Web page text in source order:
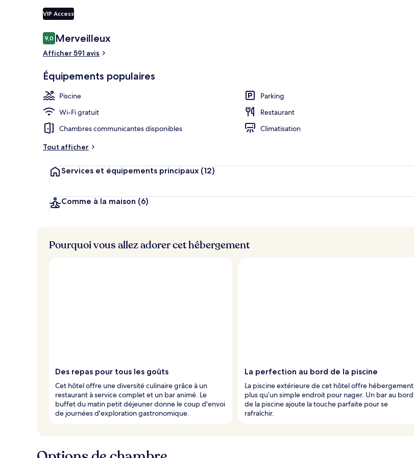
VIP Access
Avis
voyageurs
9,09,0 sur 10
Merveilleux
Afficher 591 avis
Équipements populaires
Piscine
Parking
Wi-Fi gratuit
Restaurant
Chambres communicantes disponibles
Climatisation
Tout afficher
Services et équipements principaux (12)
Comme à la maison (6)
Pourquoi vous allez adorer cet hébergement
Des repas pour tous les goûts
Cet hôtel offre une diversité culinaire grâce à un
restaurant à service complet et un bar animé. Le
buffet du matin petit déjeuner donne le coup d'envoi
de journées d'exploration gastronomique.
La perfection au bord de la piscine
La piscine extérieure de cet hôtel offre hébergement
plus qu’un simple endroit pour nager. Un bar au bord
de la piscine ajoute la touche parfaite pour se
rafraîchir.